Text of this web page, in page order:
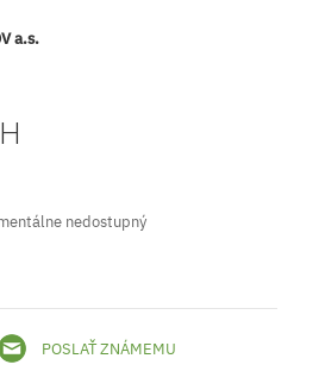
a.s.
nedostupný
POSLAŤ ZNÁMEMU